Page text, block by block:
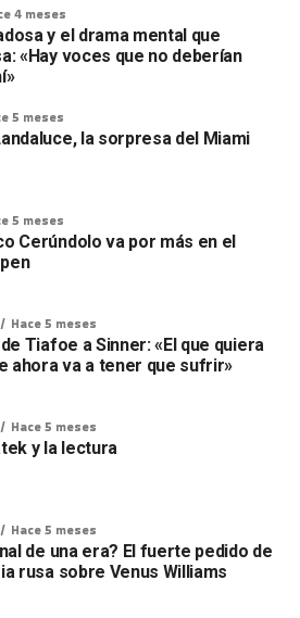
4 meses
y el drama mental que
«Hay voces que no deberían
5 meses
la sorpresa del Miami
5 meses
Cerúndolo va por más en el
Hace 5 meses
Tiafoe a Sinner: «El que quiera
ahora va a tener que sufrir»
Hace 5 meses
y la lectura
Hace 5 meses
de una era? El fuerte pedido de
rusa sobre Venus Williams